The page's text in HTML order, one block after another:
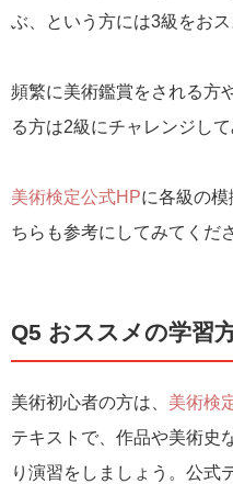
ぶ、という方には3級をおス
頻繁に美術鑑賞をされる方
る方は2級にチャレンジし
美術検定公式HPに各級の
ちらも参考にしてみてくだ
Q5 おススメの学習
美術初心者の方は、 美術検
テキストで、作品や美術史
り演習をしましょう。公式